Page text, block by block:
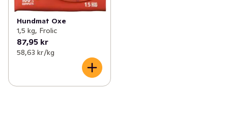
Hundmat Oxe
1,5 kg, Frolic
87,95 kr
58,63 kr /kg